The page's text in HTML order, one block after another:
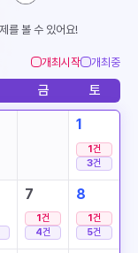
를 볼 수 있어요!
개최시작 개최중
금 토
1
1건
3건
7
1건
4건
8
1건
5건